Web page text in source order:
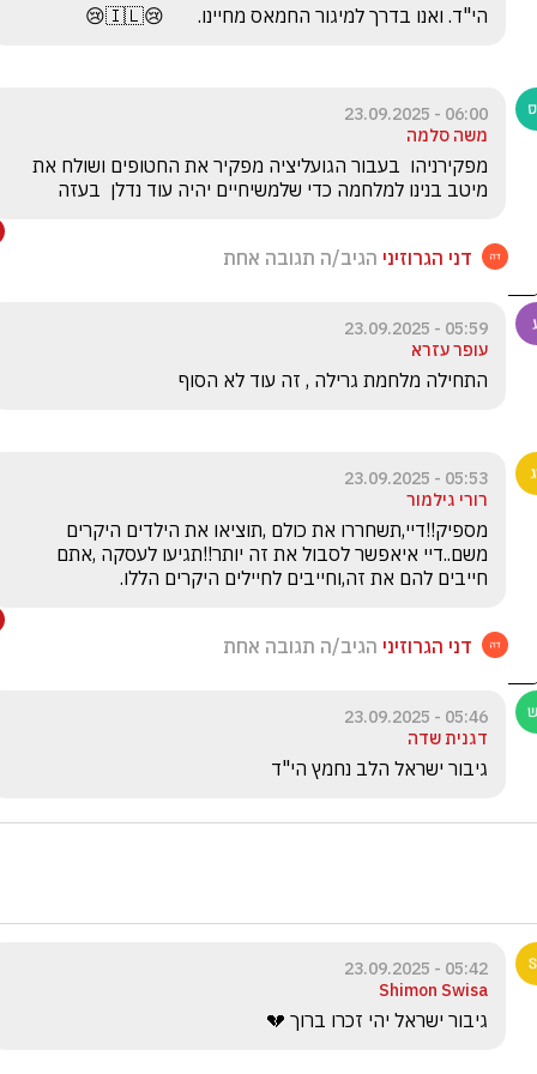
הי"ד. ואנו בדרך למיגור החמאס מחיינו.       😢🇮🇱😢
06:00 - 23.09.2025
משה סלמה
מיטב בנינו למלחמה כדי שלמשיחיים יהיה עוד נדלן  בעזה
דני הגרוזיני הגיב/ה תגובה אחת
05:59 - 23.09.2025
עופר עזרא
התחילה מלחמת גרילה , זה עוד לא הסוף
05:53 - 23.09.2025
רורי גילמור
חייבים להם את זה,וחייבים לחיילים היקרים הללו.
דני הגרוזיני הגיב/ה תגובה אחת
05:46 - 23.09.2025
דגנית שדה
גיבור ישראל הלב נחמץ הי"ד
05:42 - 23.09.2025
Shimon Swisa
גיבור ישראל יהי זכרו ברוך 💔